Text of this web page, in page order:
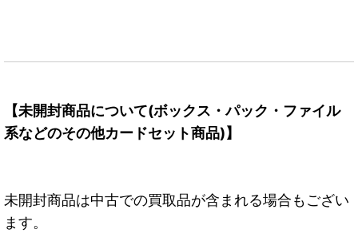
【未開封商品について(ボックス・パック・ファイル
系などのその他カードセット商品)】
未開封商品は中古での買取品が含まれる場合もござい
ます。